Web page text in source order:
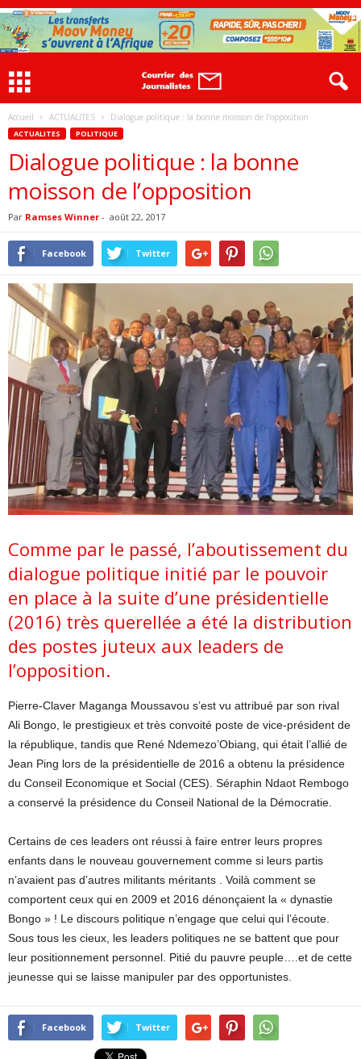
Accueil ACTUALITES Dialogue politique : la bonne moisson de l’opposition
ACTUALITES POLITIQUE
Dialogue politique : la bonne
moisson de l’opposition
Par Ramses Winner - août 22, 2017
Facebook Twitter
Comme par le passé, l’aboutissement du
dialogue politique initié par le pouvoir
en place à la suite d’une présidentielle
(2016) très querellée a été la distribution
des postes juteux aux leaders de
l’opposition.
Pierre-Claver Maganga Moussavou s’est vu attribué par son rival
Ali Bongo, le prestigieux et très convoité poste de vice-président de
la république, tandis que René Ndemezo’Obiang, qui était l’allié de
Jean Ping lors de la présidentielle de 2016 a obtenu la présidence
du Conseil Economique et Social (CES). Séraphin Ndaot Rembogo
a conservé la présidence du Conseil National de la Démocratie.
Certains de ces leaders ont réussi à faire entrer leurs propres
enfants dans le nouveau gouvernement comme si leurs partis
n’avaient pas d’autres militants méritants . Voilà comment se
comportent ceux qui en 2009 et 2016 dénonçaient la « dynastie
Bongo » ! Le discours politique n’engage que celui qui l’écoute.
Sous tous les cieux, les leaders politiques ne se battent que pour
leur positionnement personnel. Pitié du pauvre peuple….et de cette
jeunesse qui se laisse manipuler par des opportunistes.
Facebook Twitter